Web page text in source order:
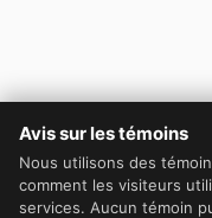
Avis sur les témoins
Nous utilisons des
comment les visiteurs
services. Aucun témoin